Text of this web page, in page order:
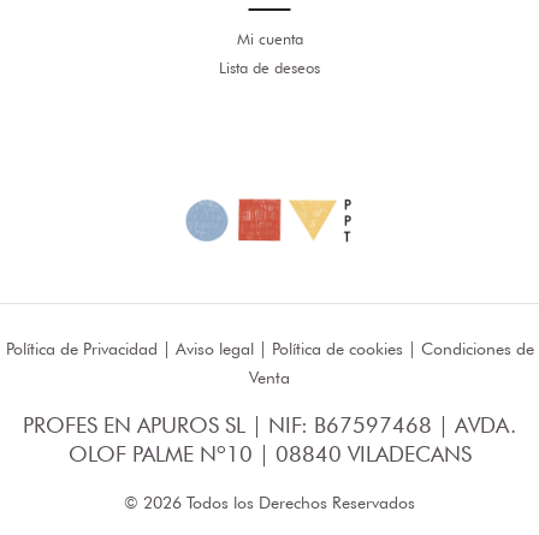
Mi cuenta
Lista de deseos
Política de Privacidad | Aviso legal| Política de cookies | Condiciones de
Venta
PROFES EN APUROS SL | NIF: B67597468 | AVDA.
OLOF PALME Nº10 | 08840 VILADECANS
© 2026 Todos los Derechos Reservados